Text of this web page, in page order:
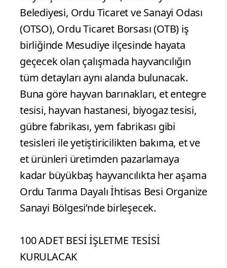
Belediyesi, Ordu Ticaret ve Sanayi Odası
(OTSO), Ordu Ticaret Borsası (OTB) iş
birliğinde Mesudiye ilçesinde hayata
geçecek olan çalışmada hayvancılığın
tüm detayları aynı alanda bulunacak.
Buna göre hayvan barınakları, et entegre
tesisi, hayvan hastanesi, biyogaz tesisi,
gübre fabrikası, yem fabrikası gibi
tesisleri ile yetiştiricilikten bakıma, et ve
et ürünleri üretimden pazarlamaya
kadar büyükbaş hayvancılıkta her aşama
Ordu Tarıma Dayalı İhtisas Besi Organize
Sanayi Bölgesi’nde birleşecek.
100 ADET BESİ İŞLETME TESİSİ
KURULACAK